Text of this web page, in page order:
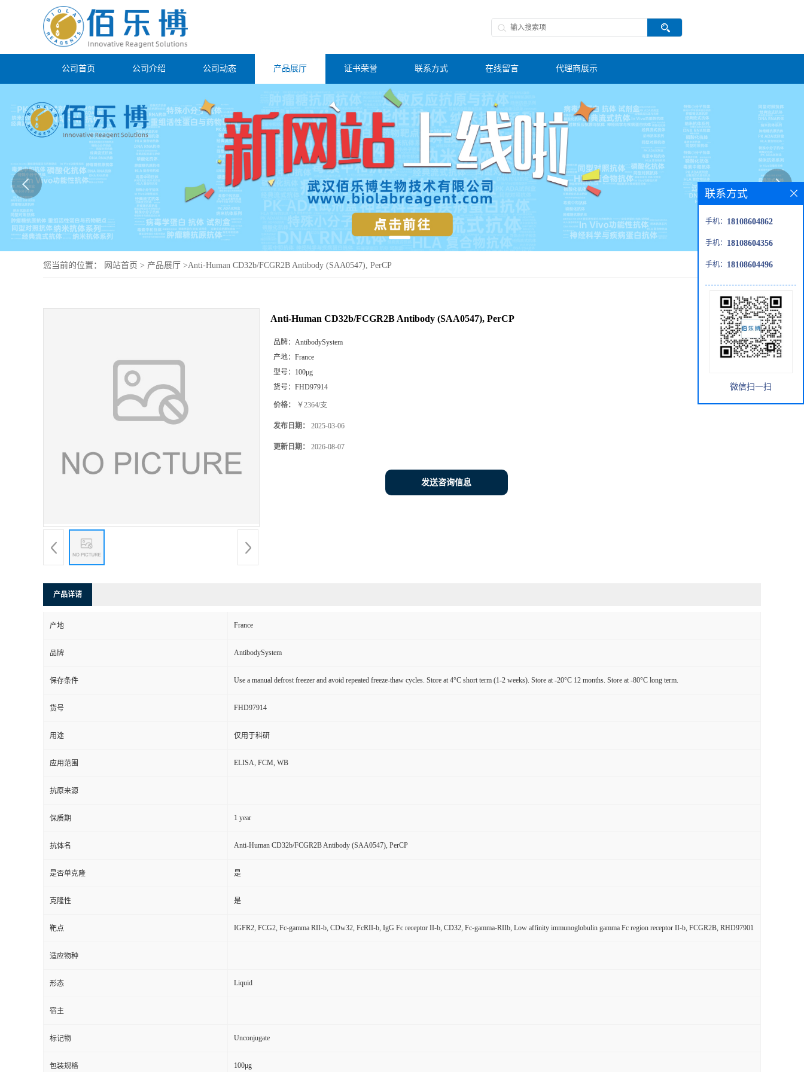
公司首页 公司介绍 公司动态 产品展厅 证书荣誉 联系方式 在线留言 代理商展示
您当前的位置： 网站首页 > 产品展厅 >Anti-Human CD32b/FCGR2B Antibody (SAA0547), PerCP
Anti-Human CD32b/FCGR2B Antibody (SAA0547), PerCP
品牌： AntibodySystem
产地： France
型号： 100μg
货号： FHD97914
价格： ￥2364/支
发布日期： 2025-03-06
更新日期： 2026-08-07
发送咨询信息
产品详请
产地 France
品牌 AntibodySystem
保存条件 Use a manual defrost freezer and avoid repeated freeze-thaw cycles. Store at 4°C short term (1-2 weeks). Store at -20°C 12 months. Store at -80°C long term.
货号 FHD97914
用途 仅用于科研
应用范围 ELISA, FCM, WB
抗原来源
保质期 1 year
抗体名 Anti-Human CD32b/FCGR2B Antibody (SAA0547), PerCP
是否单克隆 是
克隆性 是
靶点 IGFR2, FCG2, Fc-gamma RII-b, CDw32, FcRII-b, IgG Fc receptor II-b, CD32, Fc-gamma-RIIb, Low affinity immunoglobulin gamma Fc region receptor II-b, FCGR2B, RHD97901
适应物种
形态 Liquid
宿主
标记物 Unconjugate
包装规格 100μg
联系方式
手机： 18108604862
手机： 18108604356
手机： 18108604496
微信扫一扫